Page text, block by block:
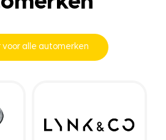
voor alle automerken